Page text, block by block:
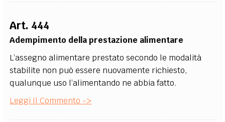
Art. 444
Adempimento della prestazione alimentare
L’assegno alimentare prestato secondo le modalità
stabilite non può essere nuovamente richiesto,
qualunque uso l’alimentando ne abbia fatto.
Leggi Il Commento ->